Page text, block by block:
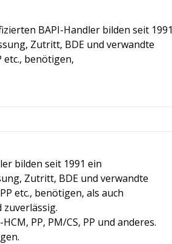
BAPI-Handler bilden seit 1991
Zutritt, BDE und verwandte
etc., benötigen,
bilden seit 1991 ein
Zutritt, BDE und verwandte
etc., benötigen, als auch
zuverlässig.
PP, PM/CS, PP und anderes.